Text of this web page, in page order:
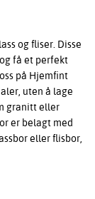
og fliser. Disse
få et perfekt
på Hjemfint
uten å lage
granitt eller
er belagt med
eller flisbor,